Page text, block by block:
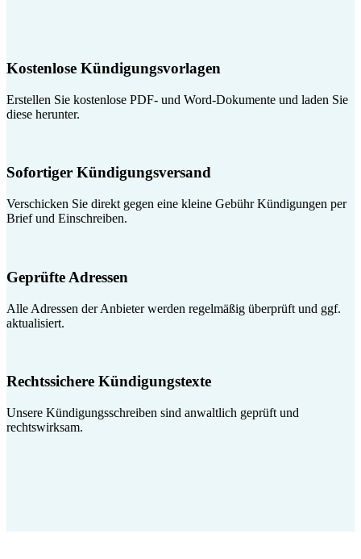
Kostenlose Kündigungsvorlagen
Erstellen Sie kostenlose PDF- und Word-Dokumente und laden Sie
diese herunter.
Sofortiger Kündigungsversand
Verschicken Sie direkt gegen eine kleine Gebühr Kündigungen per
Brief und Einschreiben.
Geprüfte Adressen
Alle Adressen der Anbieter werden regelmäßig überprüft und ggf.
aktualisiert.
Rechtssichere Kündigungstexte
Unsere Kündigungsschreiben sind anwaltlich geprüft und
rechtswirksam.